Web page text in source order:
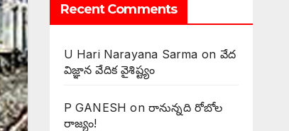
Recent Comments
U Hari Narayana Sarma on వేద
విజ్ఞాన వేదిక వైశిష్ట్యం
P GANESH on ‌రానున్నది రోబోల
రాజ్యం!